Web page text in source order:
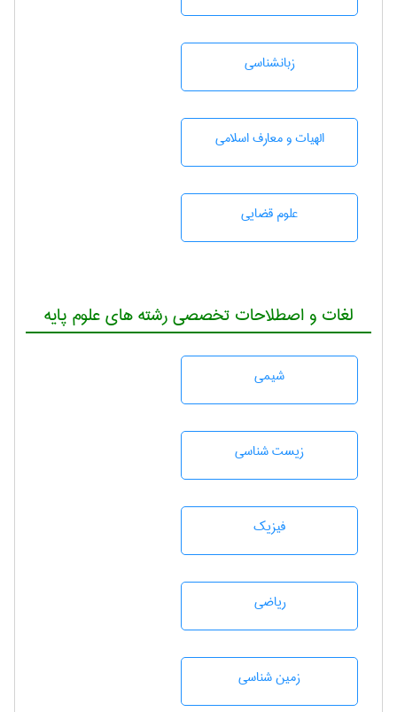
زبانشناسی
الهیات و معارف اسلامی
علوم قضایی
لغات و اصطلاحات تخصصی رشته های علوم پایه
شيمی
زيست شناسی
فیزیک
رياضی
زمين شناسی